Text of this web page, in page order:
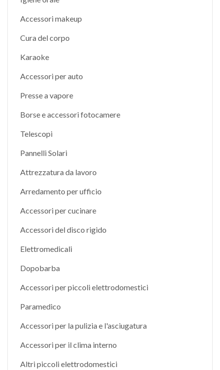
Accessori makeup
Cura del corpo
Karaoke
Accessori per auto
Presse a vapore
Borse e accessori fotocamere
Telescopi
Pannelli Solari
Attrezzatura da lavoro
Arredamento per ufficio
Accessori per cucinare
Accessori del disco rigido
Elettromedicali
Dopobarba
Accessori per piccoli elettrodomestici
Paramedico
Accessori per la pulizia e l'asciugatura
Accessori per il clima interno
Altri piccoli elettrodomestici